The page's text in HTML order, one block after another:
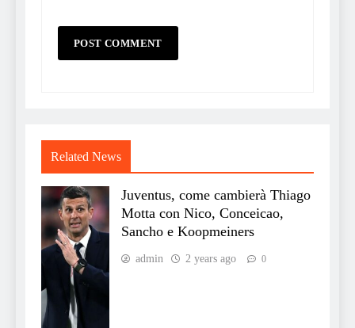
Related News
Juventus, come cambierà Thiago
Motta con Nico, Conceicao,
Sancho e Koopmeiners
admin 2 years ago 0